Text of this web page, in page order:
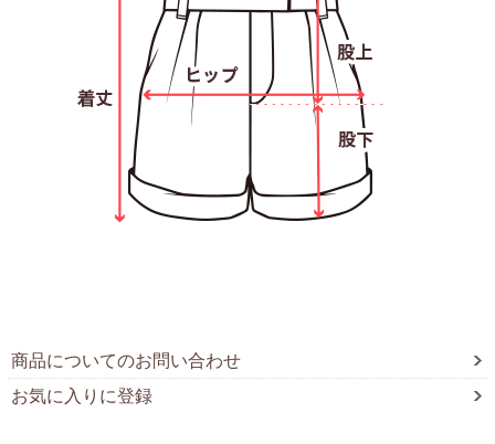
商品についてのお問い合わせ
お気に入りに登録